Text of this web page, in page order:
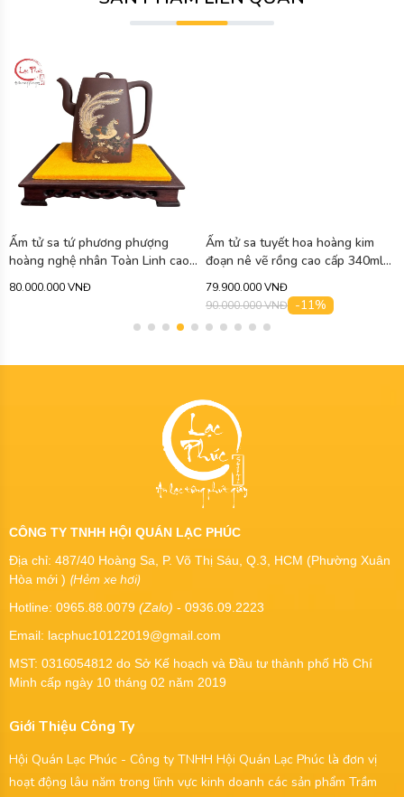
Ấm tử sa tứ phương phượng
hoàng nghệ nhân Toàn Linh cao
80.000.000 VNĐ
Ấm tử sa tuyết hoa hoàng kim
đoạn nê vẽ rồng cao cấp 340ml
79.900.000 VNĐ
90.000.000 VNĐ -11%
CÔNG TY TNHH HỘI QUÁN LẠC PHÚC
Địa chỉ: 487/40 Hoàng Sa, P. Võ Thị Sáu, Q.3, HCM (Phường Xuân
Hòa mới ) (Hẻm xe hơi)
Hotline: 0965.88.0079 (Zalo) - 0936.09.2223
Email: lacphuc10122019@gmail.com
MST: 0316054812 do Sở Kế hoạch và Đầu tư thành phố Hồ Chí
Minh cấp ngày 10 tháng 02 năm 2019
Giới Thiệu Công Ty
Hội Quán Lạc Phúc - Công ty TNHH Hội Quán Lạc Phúc là đơn vị
hoạt động lâu năm trong lĩnh vực kinh doanh các sản phẩm Trầm